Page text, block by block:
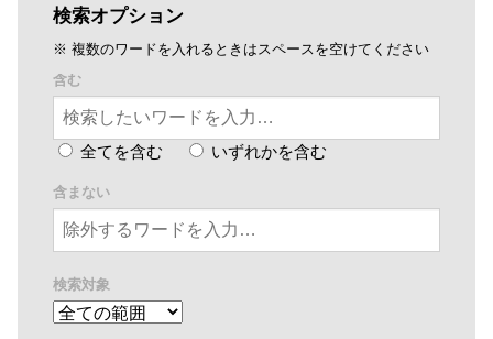
検索オプション
※ 複数のワードを入れるときはスペースを空けてください
含む
全てを含む いずれかを含む
含まない
検索対象